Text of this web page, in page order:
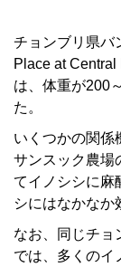
チョンブリ県バ
Place at
は、体重が200
た。
いくつかの関係
サンスック農場
てイノシシに麻
シにはなかなか
なお、同じチョ
では、多くのイ